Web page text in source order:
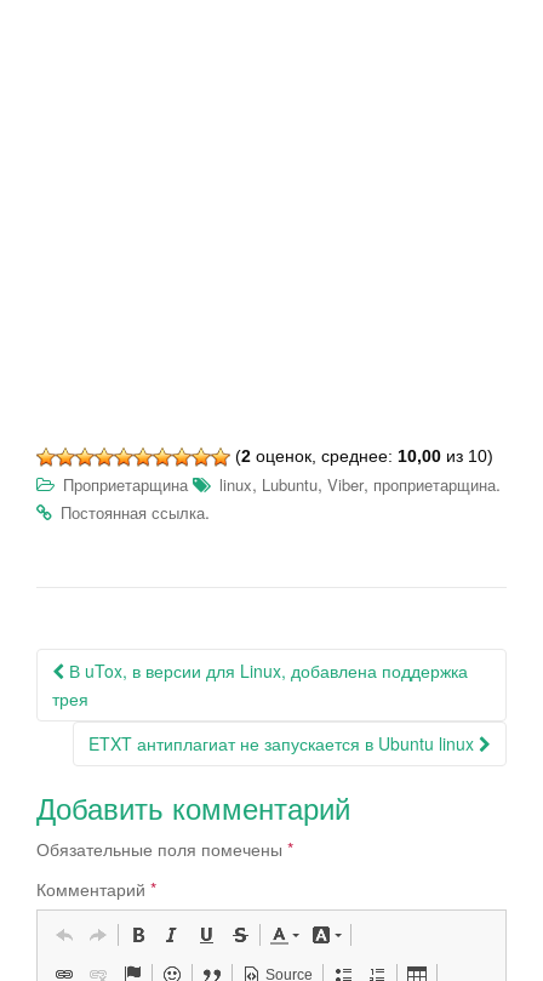
(2 оценок, среднее: 10,00 из 10)
Проприетарщина linux, Lubuntu, Viber, проприетарщина.
Постоянная ссылка.
Навигация
по
записям
В uTox, в версии для Linux, добавлена поддержка
трея
ETXT антиплагиат не запускается в Ubuntu linux
Добавить комментарий
Обязательные поля помечены *
Комментарий *
Source